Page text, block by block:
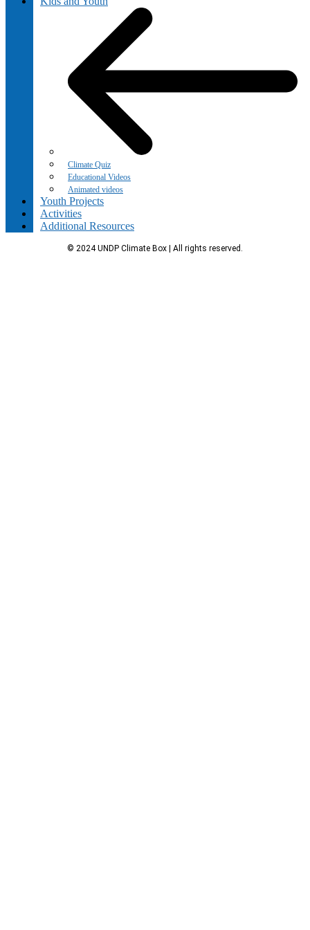
Climate Quiz
Educational Videos
Animated videos
Youth Projects
Activities
Additional Resources
© 2024 UNDP Climate Box | All rights reserved.